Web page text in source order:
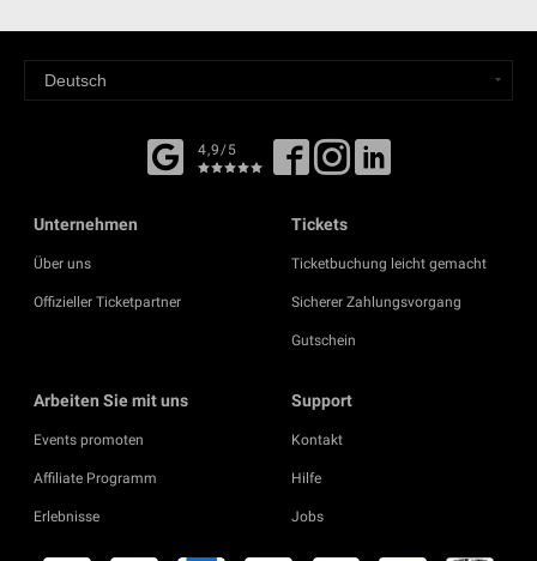
4,9/5
Unternehmen
Über uns
Offizieller Ticketpartner
Tickets
Ticketbuchung leicht gemacht
Sicherer Zahlungsvorgang
Gutschein
Arbeiten Sie mit uns
Events promoten
Affiliate Programm
Erlebnisse
Support
Kontakt
Hilfe
Jobs